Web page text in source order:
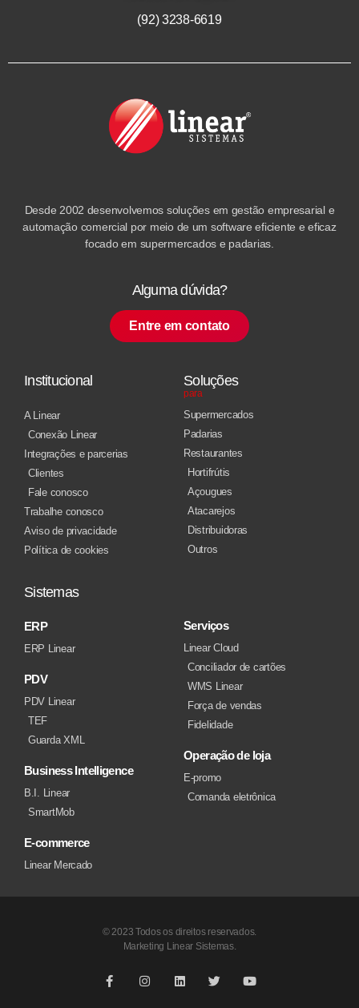
(92) 3238-6619
Desde 2002 desenvolvemos soluções em gestão empresarial e
automação comercial por meio de um software eficiente e eficaz
focado em supermercados e padarias.
Alguma dúvida?
Entre em contato
Institucional
A Linear
Conexão Linear
Integrações e parcerias
Clientes
Fale conosco
Trabalhe conosco
Aviso de privacidade
Política de cookies
Soluções
para
Supermercados
Padarias
Restaurantes
Hortifrútis
Açougues
Atacarejos
Distribuidoras
Outros
Sistemas
ERP
ERP Linear
PDV
PDV Linear
TEF
Guarda XML
Business Intelligence
B.I. Linear
SmartMob
E-commerce
Linear Mercado
Serviços
Linear Cloud
Conciliador de cartões
WMS Linear
Força de vendas
Fidelidade
Operação de loja
E-promo
Comanda eletrônica
© 2023 Todos os direitos reservados.
Marketing Linear Sistemas.